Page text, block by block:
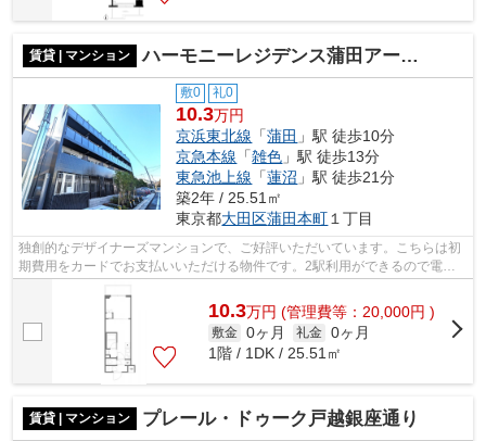
賃貸 | マンション ハーモニーレジデンス蒲田アートヴィラ
敷0 礼0
10.3万円
京浜東北線 「蒲田 」駅 徒歩10分
京急本線 「雑色 」駅 徒歩13分
東急池上線 「蓮沼 」駅 徒歩21分
築2年 / 25.51㎡
東京都大田区蒲田本町１丁目
独創的なデザイナーズマンションで、ご好評いただいています。こちらは初
期費用をカードでお支払いいただける物件です。2駅利用ができるので電車
10.3万円 (管理費等：20,000円 )
敷金 0ヶ月 礼金 0ヶ月
1階 / 1DK / 25.51㎡
賃貸 | マンション プレール・ドゥーク戸越銀座通り